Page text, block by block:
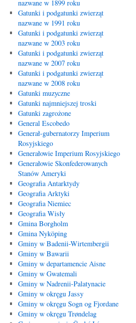
nazwane w 1899 roku
Gatunki i podgatunki zwierząt
nazwane w 1991 roku
Gatunki i podgatunki zwierząt
nazwane w 2003 roku
Gatunki i podgatunki zwierząt
nazwane w 2007 roku
Gatunki i podgatunki zwierząt
nazwane w 2008 roku
Gatunki muzyczne
Gatunki najmniejszej troski
Gatunki zagrożone
General Escobedo
Generał-gubernatorzy Imperium
Rosyjskiego
Generałowie Imperium Rosyjskiego
Generałowie Skonfederowanych
Stanów Ameryki
Geografia Antarktydy
Geografia Arktyki
Geografia Niemiec
Geografia Wisły
Gmina Borgholm
Gmina Nyköping
Gminy w Badenii-Wirtembergii
Gminy w Bawarii
Gminy w departamencie Aisne
Gminy w Gwatemali
Gminy w Nadrenii-Palatynacie
Gminy w okręgu Jassy
Gminy w okręgu Sogn og Fjordane
Gminy w okręgu Trøndelag